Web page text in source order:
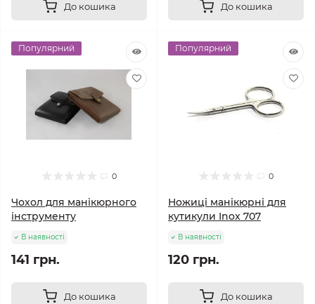
До кошика До кошика
Популярний
0
Чохол для манікюрного
інструменту
В наявності
141 грн.
До кошика
Популярний
0
Ножиці манікюрні для
кутикули Inox 707
В наявності
120 грн.
До кошика